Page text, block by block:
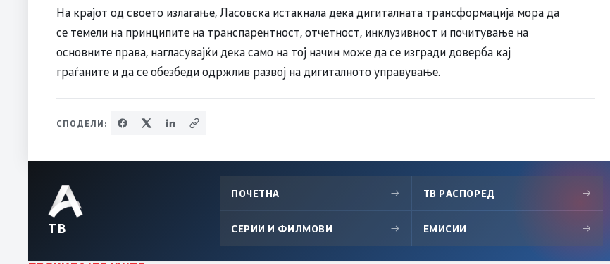
На крајот од своето излагање, Ласовска истакнала дека дигиталната трансформација мора да
се темели на принципите на транспарентност, отчетност, инклузивност и почитување на
основните права, нагласувајќи дека само на тој начин може да се изгради доверба кај
граѓаните и да се обезбеди одржлив развој на дигиталното управување.
СПОДЕЛИ:
ТВ
ПОЧЕТНА → ТВ РАСПОРЕД →
СЕРИИ И ФИЛМОВИ → ЕМИСИИ →